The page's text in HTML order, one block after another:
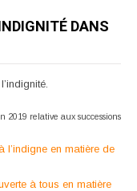
DANS
2019 relative aux successions
en matière de
à tous en matière